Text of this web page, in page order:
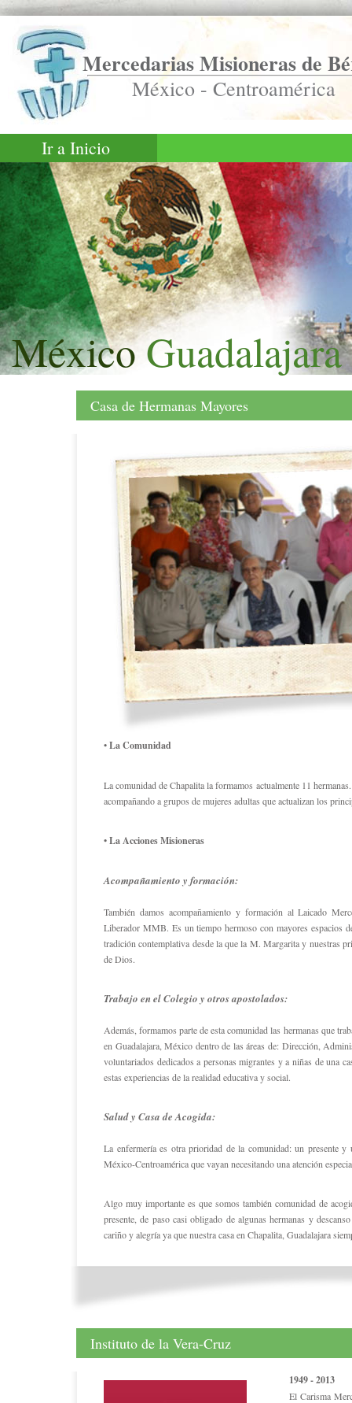
Mercedarias Misioneras de
México - Centroamérica
Ir a Inicio
MéxicoGuadalajara
Casa de Hermanas Mayores
• La Comunidad
La comunidad de Chapalita la formamos actualmente 11
acompañando a grupos de mujeres adultas que actualizan los
• La Acciones Misioneras
Acompañamiento y formación:
También damos acompañamiento y formación al Laicado
Liberador MMB. Es un tiempo hermoso con mayores espacios
tradición contemplativa desde la que la M. Margarita y nuestras
de Dios.
Trabajo en el Colegio y otros apostolados:
Además, formamos parte de esta comunidad las hermanas que
en Guadalajara, México dentro de las áreas de: Dirección,
voluntariados dedicados a personas migrantes y a niñas de una
estas experiencias de la realidad educativa y social.
Salud y Casa de Acogida:
La enfermería es otra prioridad de la comunidad: un presente
México-Centroamérica que vayan necesitando una atención
Algo muy importante es que somos también comunidad de
presente, de paso casi obligado de algunas hermanas y
cariño y alegría ya que nuestra casa en Chapalita, Guadalajara
Instituto de la Vera-Cruz
1949 - 2013
El Carisma